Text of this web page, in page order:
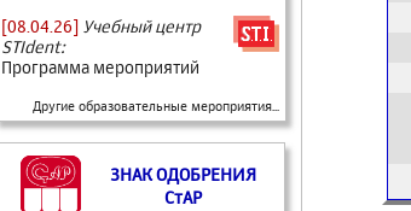
[08.04.26] Учебный центр
STIdent:
Программа мероприятий
Другие образовательные мероприятия...
ЗНАК ОДОБРЕНИЯ
СтАР